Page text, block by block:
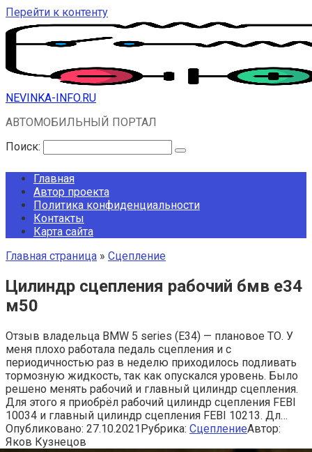
Перейти к контенту
NEVINKA-INFO.RU
АВТОМОБИЛЬНЫЙ ПОРТАЛ
Поиск:
Главная
Автор проекта
Политика конфиденциальности
Контакты
Карта сайта
Главная страница » Сцепление
Цилиндр сцепления рабочий бмв е34
м50
Отзыв владельца BMW 5 series (E34) — плановое ТО. У
меня плохо работала педаль сцепления и с
периодичностью раз в неделю приходилось подливать
тормозную жидкость, так как опускался уровень. Было
решено менять рабочий и главный цилиндр сцепления.
Для этого я приобрёл рабочий цилиндр сцепления FEBI
10034 и главный цилиндр сцепления FEBI 10213. Дл…
Опубликовано: 27.10.2021Рубрика: СцеплениеАвтор:
Яков Кузнецов